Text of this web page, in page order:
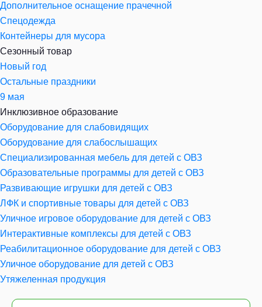
Дополнительное оснащение прачечной
Спецодежда
Контейнеры для мусора
Сезонный товар
Новый год
Остальные праздники
9 мая
Инклюзивное образование
Оборудование для слабовидящих
Оборудование для слабослышащих
Специализированная мебель для детей с ОВЗ
Образовательные программы для детей с ОВЗ
Развивающие игрушки для детей с ОВЗ
ЛФК и спортивные товары для детей с ОВЗ
Уличное игровое оборудование для детей с ОВЗ
Интерактивные комплексы для детей с ОВЗ
Реабилитационное оборудование для детей с ОВЗ
Уличное оборудование для детей с ОВЗ
Утяжеленная продукция